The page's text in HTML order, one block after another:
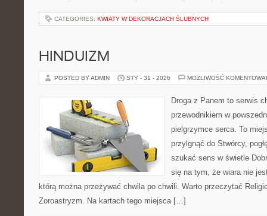
CATEGORIES: KWIATY W DEKORACJACH ŚLUBNYCH
HINDUIZM
POSTED BY ADMIN STY - 31 - 2026 MOŻLIWOŚĆ
Droga z Panem to serwis
przewodnikiem w
pielgrzymce serca. To
przylgnąć do Stwórcy,
szukać sens w świetle
się na tym, że wiara nie
którą można przeżywać chwila po chwili. Warto przeczytać
Zoroastryzm. Na kartach tego miejsca […]